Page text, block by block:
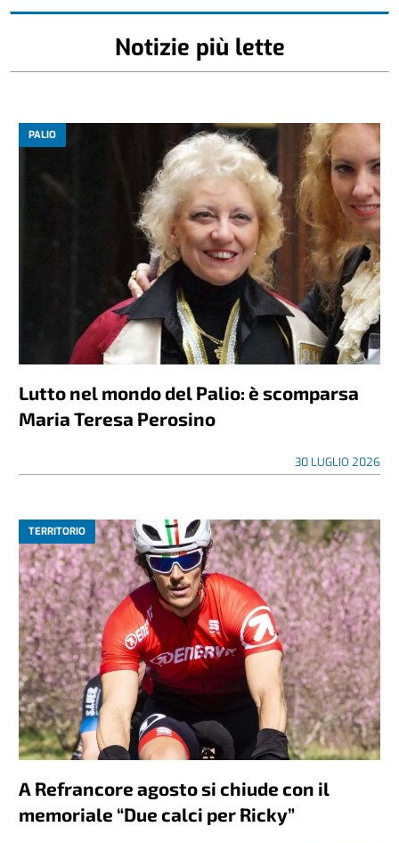
Notizie più lette
PALIO
Lutto nel mondo del Palio: è scomparsa
Maria Teresa Perosino
30 LUGLIO 2026
TERRITORIO
A Refrancore agosto si chiude con il
memoriale “Due calci per Ricky”